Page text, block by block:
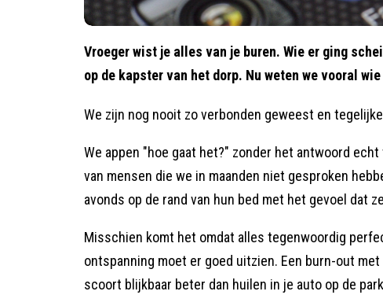
Vroeger wist je alles van je buren. Wie er ging
op de kapster van het dorp. Nu weten we vooral
We zijn nog nooit zo verbonden geweest en
We appen "hoe gaat het?" zonder het antwoord
van mensen die we in maanden niet gesproken
avonds op de rand van hun bed met het gevoel dat
Misschien komt het omdat alles tegenwoordig
ontspanning moet er goed uitzien. Een burn-out
scoort blijkbaar beter dan huilen in je auto op de